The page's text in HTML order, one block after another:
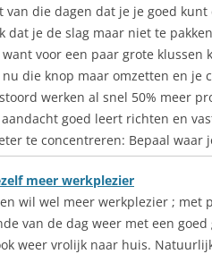
van die dagen dat je je goed
dat je de slag maar niet te
want voor een paar grote
nu die knop maar omzetten en
werken al snel 50% meer
goed leert richten en
te concentreren: Bepaal
meer werkplezier
wil wel meer werkplezier ; met
van de dag weer met een
weer vrolijk naar huis.